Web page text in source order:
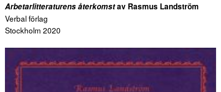
Arbetarlitteraturens återkomstav Rasmus Landström
Verbal förlag
Stockholm 2020